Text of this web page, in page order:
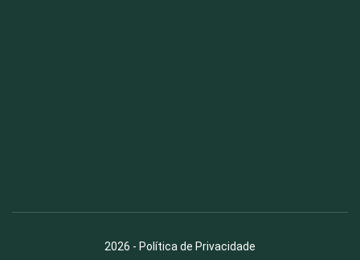
2026 - Política de Privacidade